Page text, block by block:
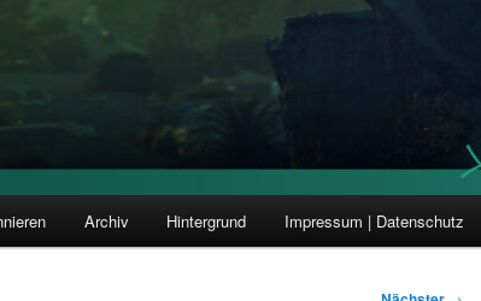
Archiv Hintergrund Impressum | Datenschutz